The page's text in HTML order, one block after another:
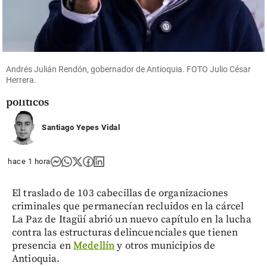
Así va el
cuerpo
diplomático
del nuevo
Gobierno:
lealtades,
políticos
share
Andrés Julián Rendón, gobernador de Antioquia. FOTO Julio César
Herrera.
Santiago Yepes Vidal
hace 1 hora
El traslado de 103 cabecillas de organizaciones
criminales que permanecían recluidos en la cárcel
La Paz de Itagüí abrió un nuevo capítulo en la lucha
contra las estructuras delincuenciales que tienen
presencia enMedellíny otros municipios de
Antioquia.